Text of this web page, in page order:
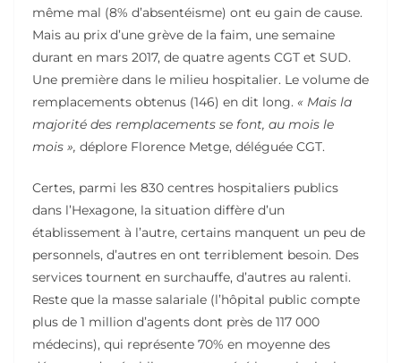
même mal (8% d’absentéisme) ont eu gain de cause.
Mais au prix d’une grève de la faim, une semaine
durant en mars 2017, de quatre agents CGT et SUD.
Une première dans le milieu hospitalier. Le volume de
remplacements obtenus (146) en dit long. « Mais la
majorité des remplacements se font, au mois le
mois », déplore Florence Metge, déléguée CGT.
Certes, parmi les 830 centres hospitaliers publics
dans l’Hexagone, la situation diffère d’un
établissement à l’autre, certains manquent un peu de
personnels, d’autres en ont terriblement besoin. Des
services tournent en surchauffe, d’autres au ralenti.
Reste que la masse salariale (l’hôpital public compte
plus de 1 million d’agents dont près de 117 000
médecins), qui représente 70% en moyenne des